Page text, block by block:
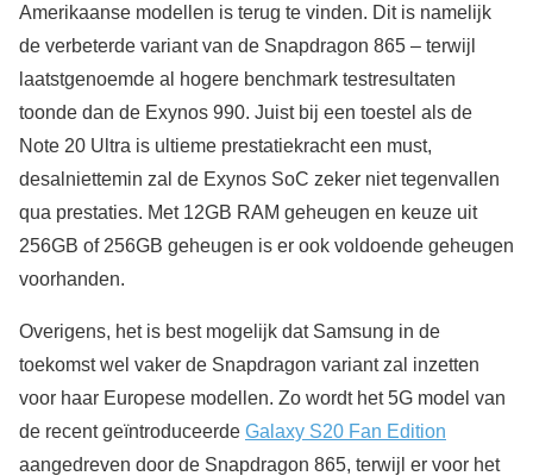
Amerikaanse modellen is terug te vinden. Dit is namelijk
de verbeterde variant van de Snapdragon 865 – terwijl
laatstgenoemde al hogere benchmark testresultaten
toonde dan de Exynos 990. Juist bij een toestel als de
Note 20 Ultra is ultieme prestatiekracht een must,
desalniettemin zal de Exynos SoC zeker niet tegenvallen
qua prestaties. Met 12GB RAM geheugen en keuze uit
256GB of 256GB geheugen is er ook voldoende geheugen
voorhanden.
Overigens, het is best mogelijk dat Samsung in de
toekomst wel vaker de Snapdragon variant zal inzetten
voor haar Europese modellen. Zo wordt het 5G model van
de recent geïntroduceerde Galaxy S20 Fan Edition
aangedreven door de Snapdragon 865, terwijl er voor het